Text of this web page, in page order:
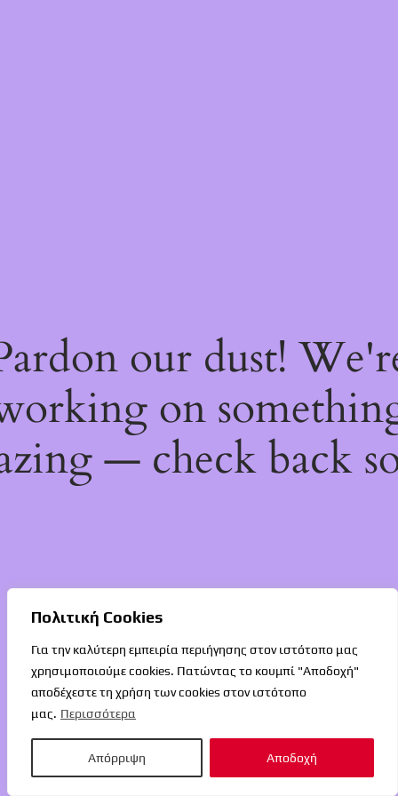
Πολιτική Cookies
Για την καλύτερη εμπειρία περιήγησης στον ιστότοπο μας
χρησιμοποιούμε cookies. Πατώντας το κουμπί "Αποδοχή"
αποδέχεστε τη χρήση των cookies στον ιστότοπο
μας. Περισσότερα
Απόρριψη Αποδοχή
our dust!
on
— check back